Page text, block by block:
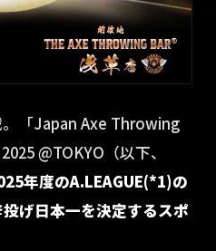
「Japan Axe Throwing
@TOKYO（以下、
年度のA.LEAGUE(*1)の
げ日本一を決定するスポ